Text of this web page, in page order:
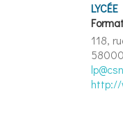
118,
http://